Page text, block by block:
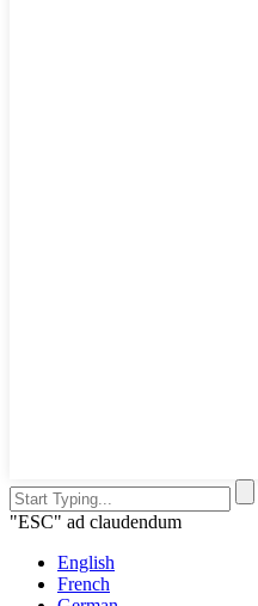
"ESC" ad claudendum
English
French